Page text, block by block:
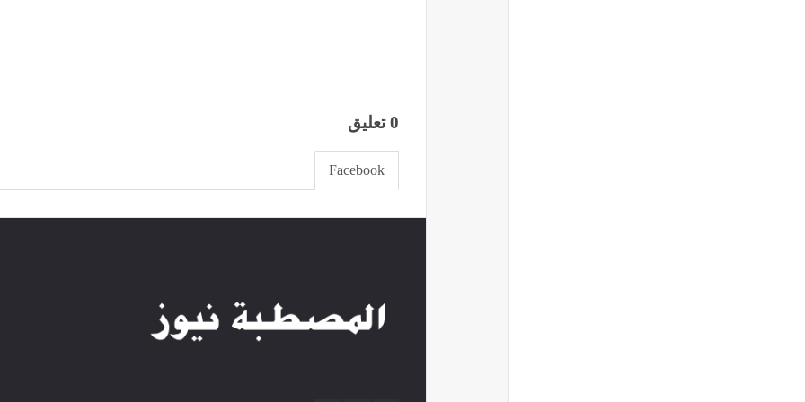
0 تعليق
Facebook